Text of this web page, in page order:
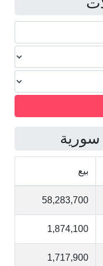
بيع
58,283,700
1,874,100
1,717,900